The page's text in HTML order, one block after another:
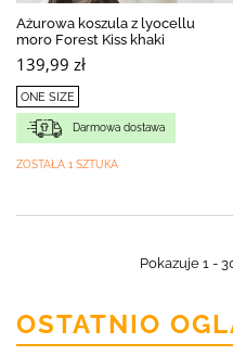
Ażurowa koszula z lyocellu
moro Forest Kiss khaki
139,99 zł
ONE SIZE
Darmowa dostawa
ZOSTAŁA 1 SZTUKA
Pokazuje 1 -
OSTATNIO